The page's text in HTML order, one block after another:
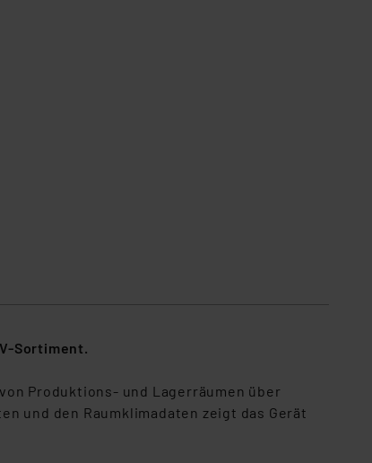
Sortiment.
Produktions- und Lagerräumen über
und den Raumklimadaten zeigt das Gerät